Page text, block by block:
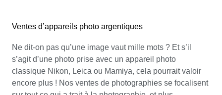
Ventes d’appareils photo argentiques
Ne dit-on pas qu’une image vaut mille mots ? Et s’il
s’agit d’une photo prise avec un appareil photo
classique Nikon, Leica ou Mamiya, cela pourrait valoir
encore plus ! Nos ventes de photographies se focalisent